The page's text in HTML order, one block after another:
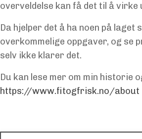
overveldelse kan få det til å virke
Da hjelper det å ha noen på laget
overkommelige oppgaver, og se
selv ikke klarer det.
Du kan lese mer om min historie
https://www.fitogfrisk.no/about